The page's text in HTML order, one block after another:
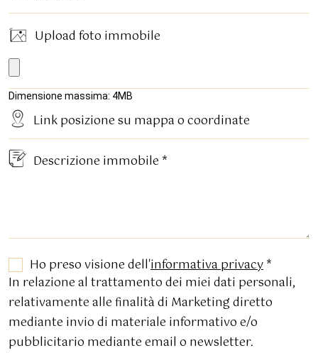
Upload foto immobile
Dimensione massima: 4MB
Ho preso visione dell'informativa privacy*
In relazione al trattamento dei miei dati personali,
relativamente alle finalità di Marketing diretto
mediante invio di materiale informativo e/o
pubblicitario mediante email o newsletter.